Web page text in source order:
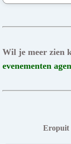
Wil je meer zien
evenementen
Eropuit